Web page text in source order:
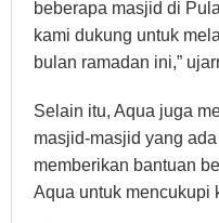
beberapa masjid di
kami dukung untuk
bulan ramadan ini,”
Selain itu, Aqua juga
masjid-masjid yang
memberikan bantuan
Aqua untuk mencukupi